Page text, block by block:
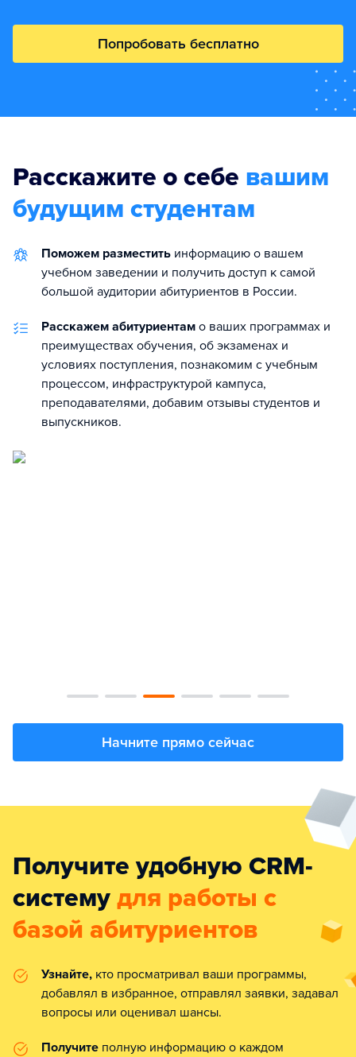
Попробовать бесплатно
Расскажите о себе вашим
будущим студентам
Поможем разместить информацию о вашем
учебном заведении и получить доступ к самой
большой аудитории абитуриентов в России.
Расскажем абитуриентам о ваших программах и
преимуществах обучения, об экзаменах и
условиях поступления, познакомим с учебным
процессом, инфраструктурой кампуса,
преподавателями, добавим отзывы студентов и
выпускников.
Начните прямо сейчас
Получите удобную CRM-
систему для работы с
базой абитуриентов
Узнайте, кто просматривал ваши программы,
добавлял в избранное, отправлял заявки, задавал
вопросы или оценивал шансы.
Получите полную информацию о каждом